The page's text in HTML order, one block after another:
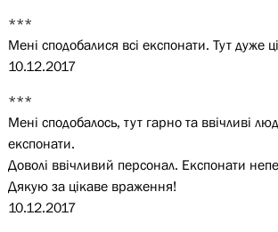
***
Мені сподобалися всі експонати. Тут дуже
10.12.2017
***
Мені сподобалось, тут гарно та ввічливі
експонати.
Доволі ввічливий персонал. Експонати
Дякую за цікаве враження!
10.12.2017